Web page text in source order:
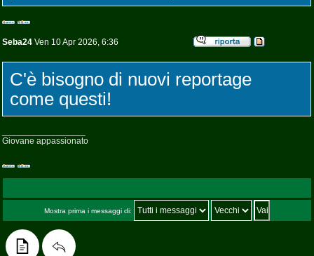
Seba24 Ven 10 Apr 2026, 6:36
C'è bisogno di nuovi reportage
come questi!
Giovane appassionato
Mostra prima i messaggi di: